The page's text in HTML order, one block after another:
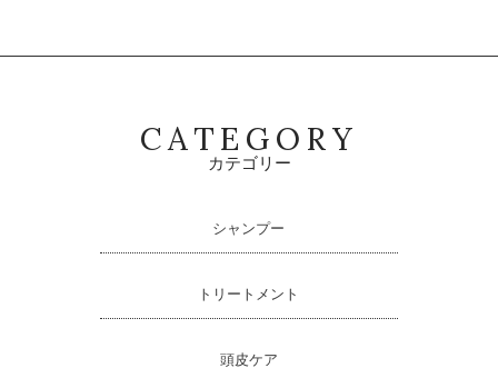
POINT 03
防御型シャンプー
守るための設計です。
CATEGORY
カテゴリー
シャンプー
トリートメント
頭皮ケア